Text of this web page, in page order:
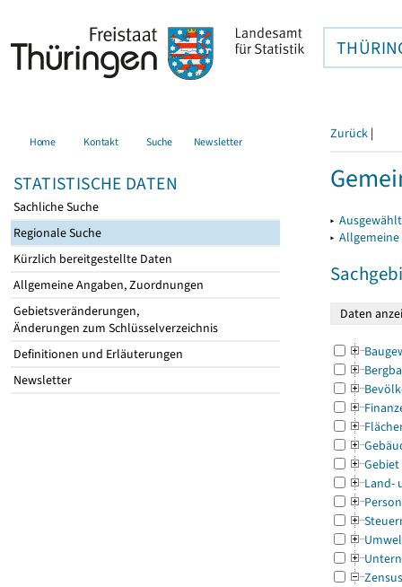
Home Kontakt Suche Newsletter
STATISTISCHE DATEN
Sachliche Suche
Regionale Suche
Kürzlich bereitgestellte Daten
Allgemeine Angaben, Zuordnungen
Gebietsveränderungen,
Änderungen zum Schlüsselverzeichnis
Definitionen und Erläuterungen
Newsletter
Zurück |
▸
▸
Gebiet
Land-
Zensus